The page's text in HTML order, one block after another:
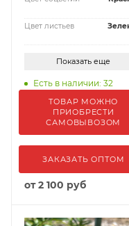
Цвет листьев
Показать еще
Есть в наличии: 32
ТОВАР МОЖНО
ПРИОБРЕСТИ
САМОВЫВОЗОМ
ЗАКАЗАТЬ ОПТОМ
от2 100 руб